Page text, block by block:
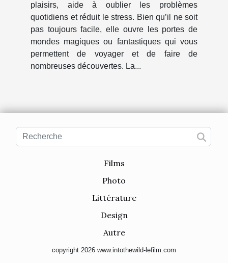
plaisirs, aide à oublier les problèmes
quotidiens et réduit le stress. Bien qu’il ne soit
pas toujours facile, elle ouvre les portes de
mondes magiques ou fantastiques qui vous
permettent de voyager et de faire de
nombreuses découvertes. La...
Films
Photo
Littérature
Design
Autre
copyright 2026 www.intothewild-lefilm.com